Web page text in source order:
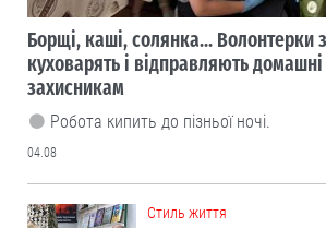
Борщі, каші, солянка... Волонтерки
куховарять і відправляють
захисникам
Робота кипить до пізньої ночі.
04.08
Cтиль життя